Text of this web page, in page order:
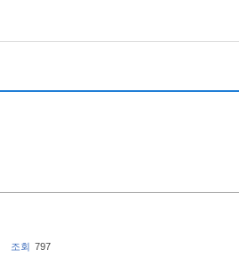
조회 797